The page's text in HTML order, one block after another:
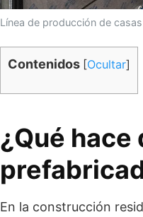
Línea de producción de
Contenidos [Ocultar]
¿Qué hace
En la construcción